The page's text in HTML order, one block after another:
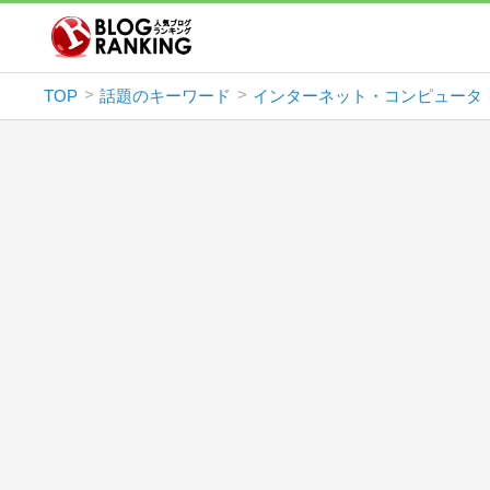
TOP 話題のキーワード インターネット・コンピュータ